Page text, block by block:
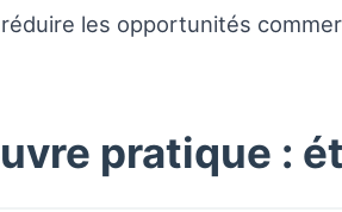
les opportunités
pratique :